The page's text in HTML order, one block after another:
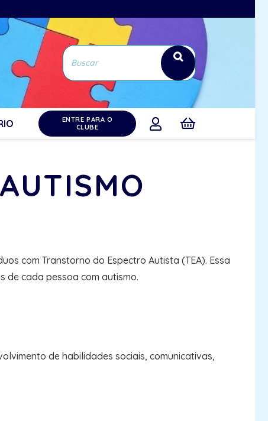
ENTRE PARA O
CLUBE
com Transtorno do Espectro Autista (TEA). Essa
de cada pessoa com autismo.
de habilidades sociais, comunicativas,